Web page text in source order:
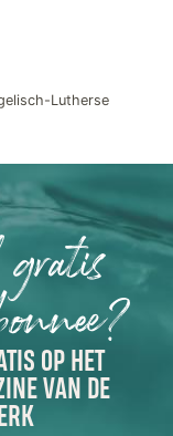
Lutherse
OP HET
VAN DE